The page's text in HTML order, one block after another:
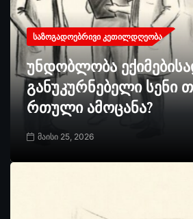
ᲡᲐᲖᲝᲒᲐᲓᲝᲔᲑᲠᲘᲕᲘ ᲙᲔᲗᲘᲚᲓᲦᲔᲝᲑᲐ
უნდობლობა
განუკურნებელი სენი
რთული ამოცანა?
მაისი 25, 2026